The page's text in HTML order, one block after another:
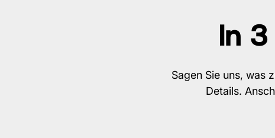
In
Sagen Sie uns, was
Details.